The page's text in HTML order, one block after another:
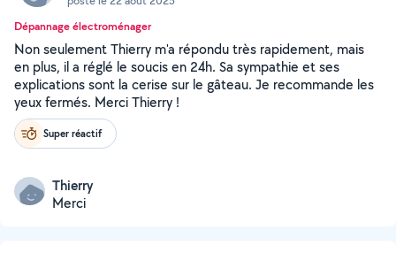
Dépannage électroménager
Non seulement Thierry m'a répondu très rapidement, mais
en plus, il a réglé le soucis en 24h. Sa sympathie et ses
explications sont la cerise sur le gâteau. Je recommande les
yeux fermés. Merci Thierry !
Super réactif
Thierry
Merci